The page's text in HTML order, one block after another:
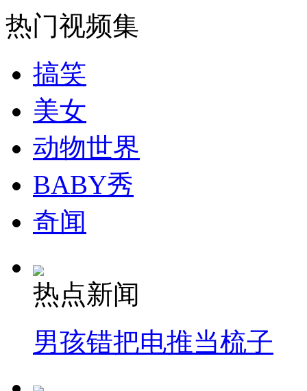
热门视频集
搞笑
美女
动物世界
BABY秀
奇闻
热点新闻
男孩错把电推当梳子